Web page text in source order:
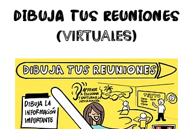
dibuja tus reuniones
(VIRTUALES)